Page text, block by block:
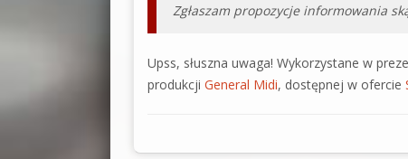
Zgłaszam propozycje informowania
Upss, słuszna uwaga! Wykorzystane w
produkcji General Midi, dostępnej w ofercie